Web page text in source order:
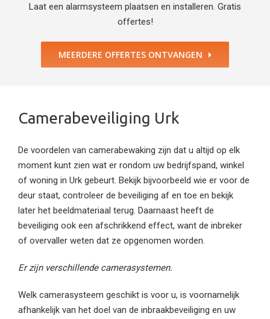
Laat een alarmsysteem plaatsen en installeren. Gratis
offertes!
MEERDERE OFFERTES ONTVANGEN
Camerabeveiliging Urk
De voordelen van camerabewaking zijn dat u altijd op elk
moment kunt zien wat er rondom uw bedrijfspand, winkel
of woning in Urk gebeurt. Bekijk bijvoorbeeld wie er voor de
deur staat, controleer de beveiliging af en toe en bekijk
later het beeldmateriaal terug. Daarnaast heeft de
beveiliging ook een afschrikkend effect, want de inbreker
of overvaller weten dat ze opgenomen worden.
Er zijn verschillende camerasystemen.
Welk camerasysteem geschikt is voor u, is voornamelijk
afhankelijk van het doel van de inbraakbeveiliging en uw